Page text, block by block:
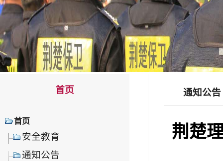
首页
首页
安全教育
通知公告
通知公告
荆楚